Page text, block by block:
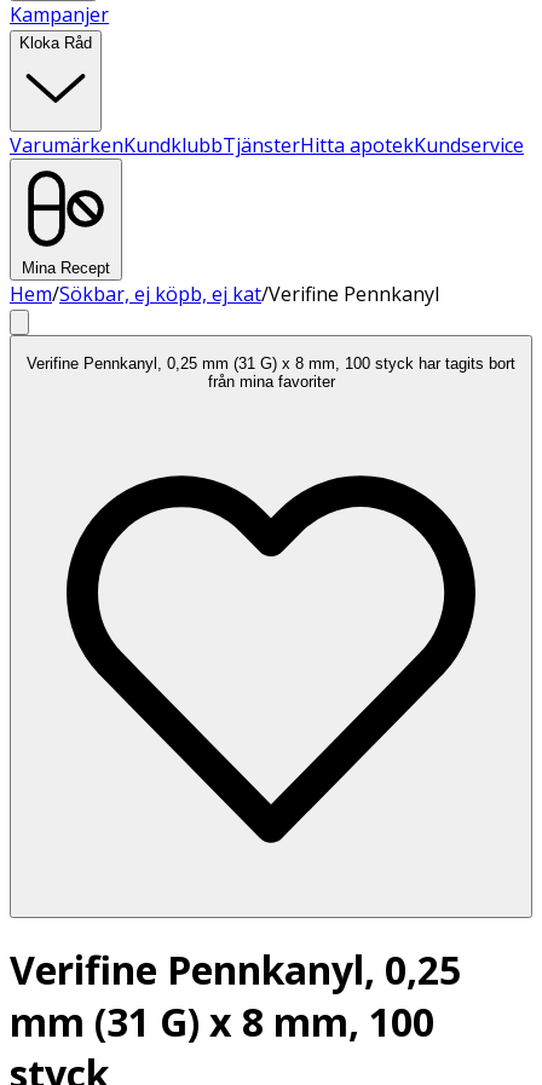
Kampanjer
Kloka Råd
VarumärkenKundklubbTjänsterHitta apotekKundservice
Mina Recept
Hem/Sökbar, ej köpb, ej kat/Verifine Pennkanyl
Verifine Pennkanyl, 0,25 mm (31 G) x 8 mm, 100 styck har tagits bort
från mina favoriter
Verifine Pennkanyl, 0,25
mm (31 G) x 8 mm, 100
styck